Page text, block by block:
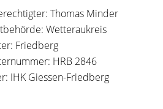
Thomas Minder
Wetteraukreis
Friedberg
HRB 2846
IHK Giessen-Friedberg